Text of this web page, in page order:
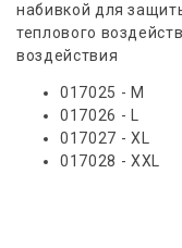
набивкой для
теплового
воздействия
017025 - M
017026 - L
017027 - XL
017028 - XXL